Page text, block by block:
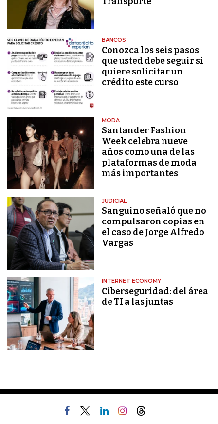
BANCOS
Conozca los seis pasos
que usted debe seguir si
quiere solicitar un
crédito este curso
MODA
Santander Fashion
Week celebra nueve
años como una de las
plataformas de moda
más importantes
JUDICIAL
Sanguino señaló que no
compulsaron copias en
el caso de Jorge Alfredo
Vargas
INTERNET ECONOMY
Ciberseguridad: del área
de TI a las juntas